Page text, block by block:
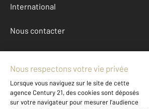
International
Nous contacter
Mentions légales & CGU et
Données personnelles
Gestionnaire des